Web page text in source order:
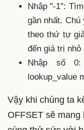
Nhập "-1":
gần nhất.
theo thứ tự
đến giá trị
Nhập số
lookup_value
Vậy khi chúng ta
OFFSET sẽ